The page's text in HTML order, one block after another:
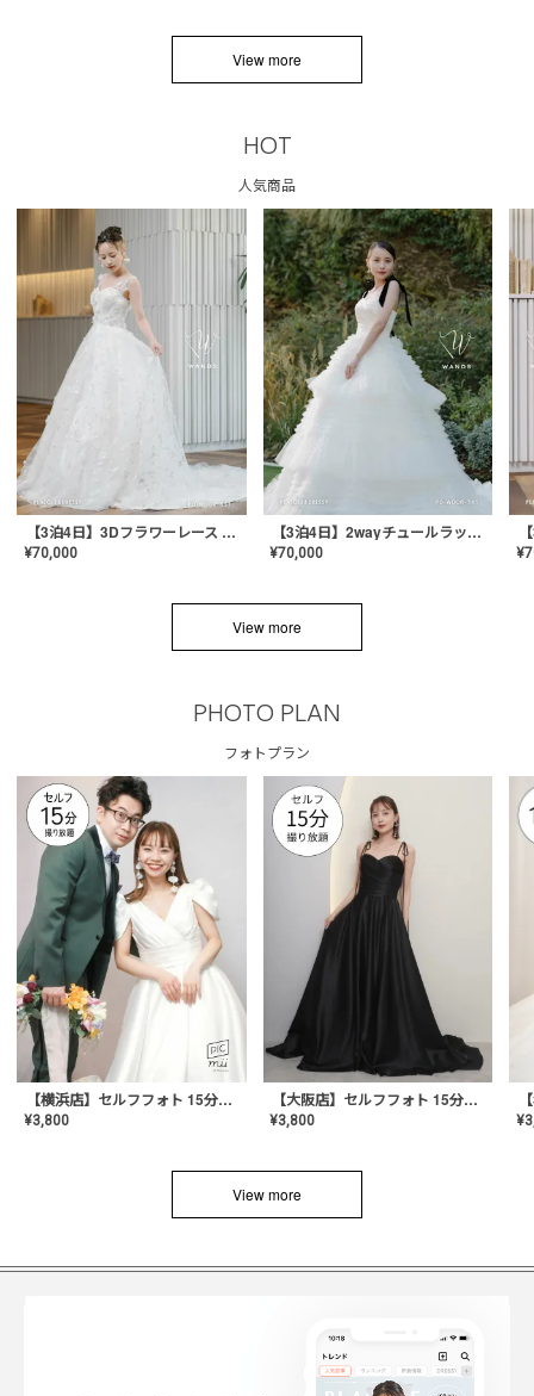
View more
HOT
人気商品
【3泊4日】3Dフラワーレース ドレス〈PD-WDOR-331〉
¥70,000
【3泊4日】2wayチュールラッフルドレス〈PD-WDOR-341RTL〉
¥70,000 ¥
View more
PHOTO PLAN
フォトプラン
【横浜店】セルフフォト 15分撮り放題プラン
¥3,800
【大阪店】セルフフォト 15分撮り放題プラン
¥3,800 ¥
View more